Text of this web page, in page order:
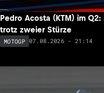
Pedro Acosta (KTM) im
trotz zweier Stürze
MOTOGP 07.08.2026 - 21:14